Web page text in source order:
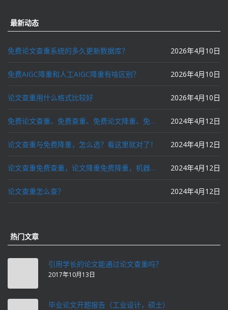
最新动态
免费论文查重系统的多久更新数据库？ 2026年4月10日
免费AIGC降重和人工AIGC降重有啥区别？ 2026年4月10日
论文查重用什么格式比较好 2026年4月10日
免费论文查重、免费查重、免费论文降重、免费降重、智能降重、一键降重、降低AIGC写作率、AI写论文，这些名词你了解吗？ 2024年4月12日
论文查重与免费降重，怎么选？看这里就对了！ 2024年4月12日
论文查重免费查重，论文降重免费降重，机器降重，人工降重，降低AIGC写作率，ai写论文，都要选论文狗和paperdog以及文思慧达！ 2024年4月12日
论文查重怎么查？ 2024年4月12日
热门文章
引用学长的论文能通过论文查重吗？
2017年10月13日
毕业论文开题报告（工业设计，硕士）